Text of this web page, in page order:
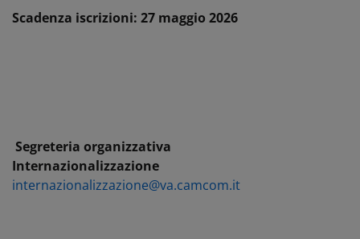
Scadenza iscrizioni: 27 maggio 2026
Segreteria organizzativa
Internazionalizzazione
internazionalizzazione@va.camcom.it